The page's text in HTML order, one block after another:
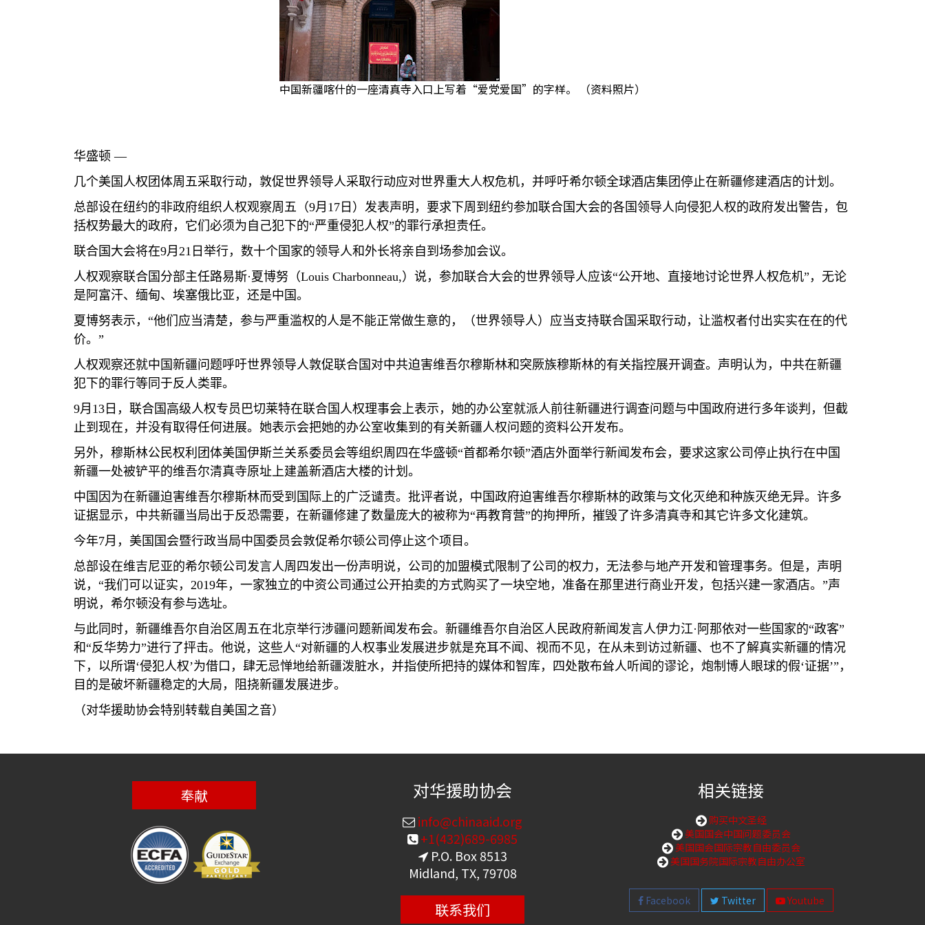
中国新疆喀什的一座清真寺入口上写着“爱党爱国”的字样。 （资料照片）
华盛顿 —
几个美国人权团体周五采取行动，敦促世界领导人采取行动应对世界重大人权危机，并呼吁希尔顿全球酒店集团停止在新疆修建酒店的计划。
总部设在纽约的非政府组织人权观察周五（9月 17 日）发表声明，要求下周到纽约参加联合国大会的各国领导人向侵犯人权的政府发出警告，包
括权势最大的政府，它们必须为自己犯下的“严重侵犯人权”的罪行承担责任。
联合国大会将在9月 21 日举行，数十个国家的领导人和外长将亲自到场参加会议。
人权观察联合国分部主任路易斯·夏博努（Louis Charbonneau,）说，参加联合大会的世界领导人应该“公开地、直接地讨论世界人权危机”，无论
是阿富汗、缅甸、埃塞俄比亚，还是中国。
夏博努表示，“他们应当清楚，参与严重滥权的人是不能正常做生意的，（世界领导人）应当支持联合国采取行动，让滥权者付出实实在在的代
价。”
人权观察还就中国新疆问题呼吁世界领导人敦促联合国对中共迫害维吾尔穆斯林和突厥族穆斯林的有关指控展开调查。声明认为，中共在新疆
犯下的罪行等同于反人类罪。
9月 13 日，联合国高级人权专员巴切莱特在联合国人权理事会上表示，她的办公室就派人前往新疆进行调查问题与中国政府进行多年谈判，但截
止到现在，并没有取得任何进展。她表示会把她的办公室收集到的有关新疆人权问题的资料公开发布。
另外，穆斯林公民权利团体美国伊斯兰关系委员会等组织周四在华盛顿“首都希尔顿”酒店外面举行新闻发布会，要求这家公司停止执行在中国
新疆一处被铲平的维吾尔清真寺原址上建盖新酒店大楼的计划。
中国因为在新疆迫害维吾尔穆斯林而受到国际上的广泛谴责。批评者说，中国政府迫害维吾尔穆斯林的政策与文化灭绝和种族灭绝无异。许多
证据显示，中共新疆当局出于反恐需要，在新疆修建了数量庞大的被称为“再教育营”的拘押所，摧毁了许多清真寺和其它许多文化建筑。
今年7月，美国国会暨行政当局中国委员会敦促希尔顿公司停止这个项目。
总部设在维吉尼亚的希尔顿公司发言人周四发出一份声明说，公司的加盟模式限制了公司的权力，无法参与地产开发和管理事务。但是，声明
说，“我们可以证实， 2019年，一家独立的中资公司通过公开拍卖的方式购买了一块空地，准备在那里进行商业开发，包括兴建一家酒店。”声
明说，希尔顿没有参与选址。
与此同时，新疆维吾尔自治区周五在北京举行涉疆问题新闻发布会。新疆维吾尔自治区人民政府新闻发言人伊力江·阿那依对一些国家的“政客”
和“反华势力”进行了抨击。他说，这些人“对新疆的人权事业发展进步就是充耳不闻、视而不见，在从未到访过新疆、也不了解真实新疆的情况
下，以所谓‘侵犯人权’为借口，肆无忌惮地给新疆泼脏水，并指使所把持的媒体和智库，四处散布耸人听闻的谬论，炮制博人眼球的假‘证据’”，
目的是破坏新疆稳定的大局，阻挠新疆发展进步。
（对华援助协会特别转载自美国之音）
奉献 对华援助协会
info@chinaaid.org
+1(432)689-6985
P.O. Box 8513
Midland, TX, 79708
联系我们
相关链接
购买中文圣经
美国国会中国问题委员会
美国国会国际宗教自由委员会
美国国务院国际宗教自由办公室
Facebook Twitter Youtube